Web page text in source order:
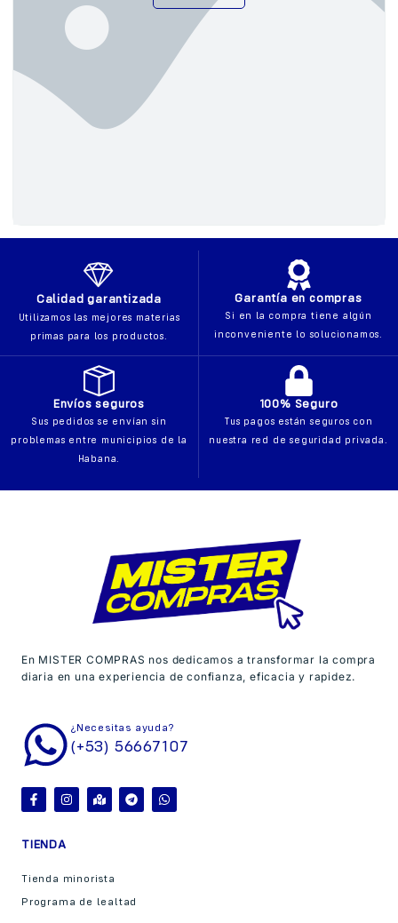
Calidad garantizada
Utilizamos las mejores materias
primas para los productos.
Garantía en compras
Si en la compra tiene algún
inconveniente lo solucionamos.
Envíos seguros
Sus pedidos se envían sin
problemas entre municipios de la
Habana.
100% Seguro
Tus pagos están seguros con
nuestra red de seguridad privada.
En MISTER COMPRAS nos dedicamos a transformar la compra
diaria en una experiencia de confianza, eficacia y rapidez.
¿Necesitas ayuda?
(+53) 56667107
TIENDA
Tienda minorista
Programa de lealtad